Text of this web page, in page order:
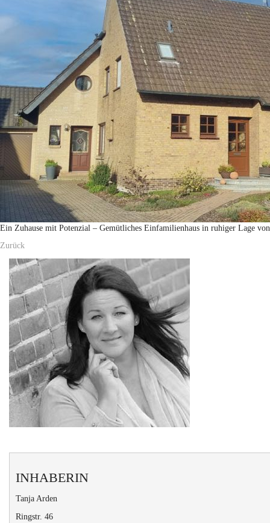
Ein Zuhause mit Potenzial – Gemütliches Einfamilienhaus in ruhiger Lage
Zurück
INHABERIN
Tanja Arden
Ringstr. 46